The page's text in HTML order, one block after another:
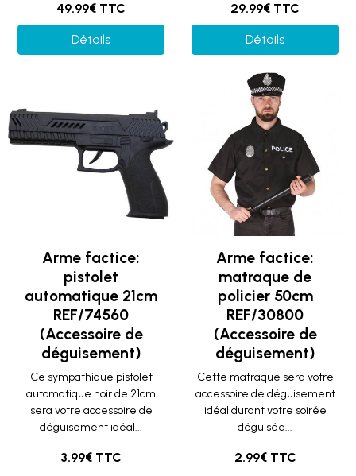
49.99€ TTC
Détails
29.99€ TTC
Détails
Arme factice:
pistolet
automatique 21cm
REF/74560
(Accessoire de
déguisement)
Ce sympathique pistolet
automatique noir de 21cm
sera votre accessoire de
déguisement idéal...
3.99€ TTC
Arme factice:
matraque de
policier 50cm
REF/30800
(Accessoire de
déguisement)
Cette matraque sera votre
accessoire de déguisement
idéal durant votre soirée
déguisée...
2.99€ TTC